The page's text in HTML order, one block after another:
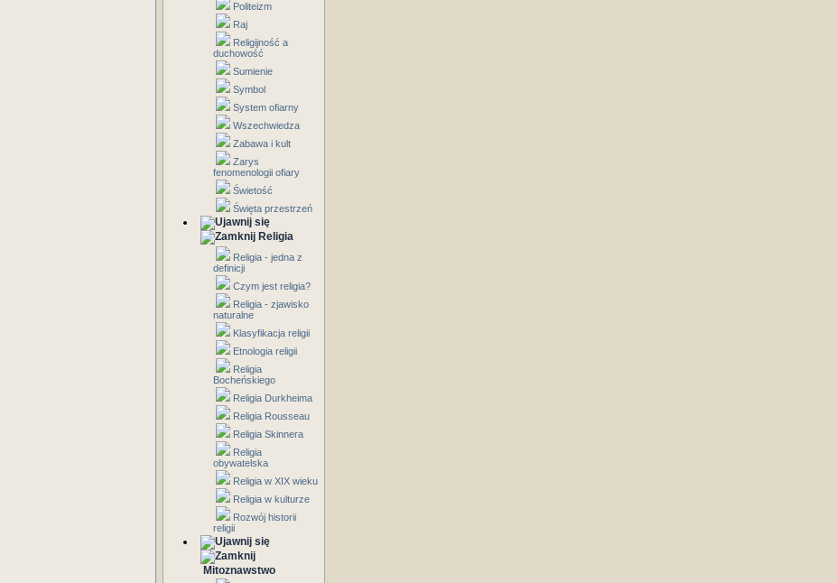
Politeizm
Raj
Religijność a
duchowość
Sumienie
Symbol
System ofiarny
Wszechwiedza
Zabawa i kult
Zarys
fenomenologii ofiary
Świetość
Święta przestrzeń
Religia
Religia - jedna z
definicji
Czym jest religia?
Religia - zjawisko
naturalne
Klasyfikacja religii
Etnologia religii
Religia
Bocheńskiego
Religia Durkheima
Religia Rousseau
Religia Skinnera
Religia
obywatelska
Religia w XIX wieku
Religia w kulturze
Rozwój historii
religii
Mitoznawstwo